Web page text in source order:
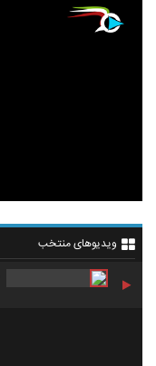
ویدیوهای منتخب